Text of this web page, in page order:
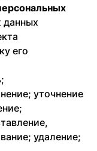
данных
его
уточнение
удаление;